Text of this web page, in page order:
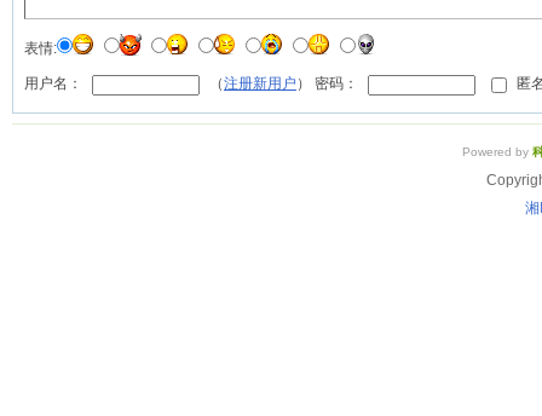
表情:
用户名： （注册新用户 ） 密码： 匿
Powered by